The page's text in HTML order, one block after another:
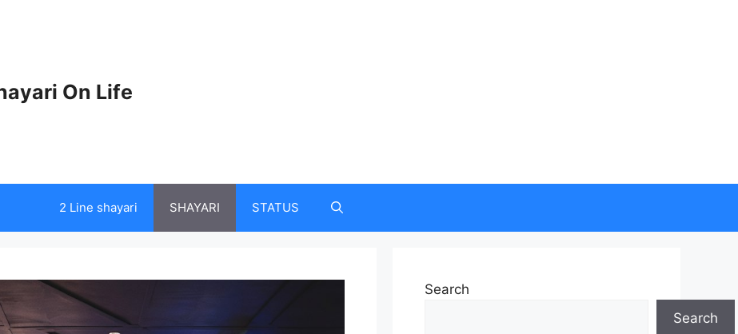
On Life
2 Line shayari SHAYARI STATUS
Search
Search